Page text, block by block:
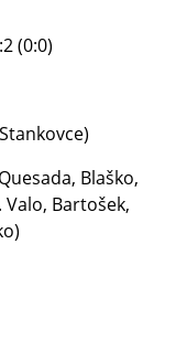
(0:0)
Blaško,
Valo, Bartošek,